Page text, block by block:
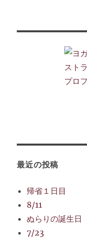
最近の投稿
帰省１日目
8/11
ぬらりの誕生日
7/23